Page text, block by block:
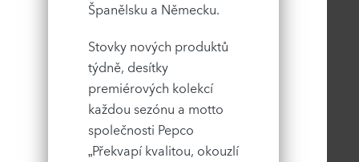
Španělsku a Německu.
Stovky nových produktů
týdně, desítky
premiérových kolekcí
každou sezónu a motto
společnosti Pepco
„Překvapí kvalitou, okouzlí